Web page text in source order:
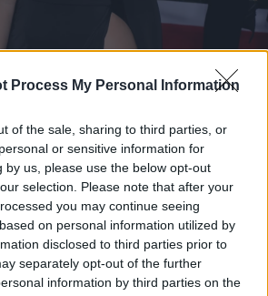
Process My Personal Information
of the sale, sharing to third parties, or
or sensitive information for
by us, please use the below opt-out
selection. Please note that after your
you may continue seeing
on personal information utilized by
disclosed to third parties prior to
separately opt-out of the further
information by third parties on the